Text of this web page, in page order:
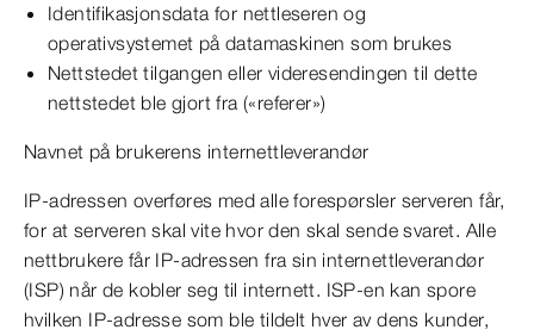
Identifikasjonsdata for nettleseren og
operativsystemet på datamaskinen som brukes
Nettstedet tilgangen eller videresendingen til dette
nettstedet ble gjort fra («referer»)
Navnet på brukerens internettleverandør
IP-adressen overføres med alle forespørsler serveren får,
for at serveren skal vite hvor den skal sende svaret. Alle
nettbrukere får IP-adressen fra sin internettleverandør
(ISP) når de kobler seg til internett. ISP-en kan spore
hvilken IP-adresse som ble tildelt hver av dens kunder,